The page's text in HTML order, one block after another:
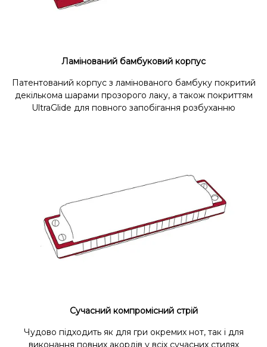
Ламінований бамбуковий корпус
Патентований корпус з ламінованого бамбуку покритий
декількома шарами прозорого лаку, а також покриттям
UltraGlide для повного запобігання розбуханню
Сучасний компромісний стрій
Чудово підходить як для гри окремих нот, так і для
виконання повних акордів у всіх сучасних стилях